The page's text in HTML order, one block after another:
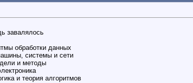
завалялось
обработки данных
системы и сети
и методы
и теория алгоритмов